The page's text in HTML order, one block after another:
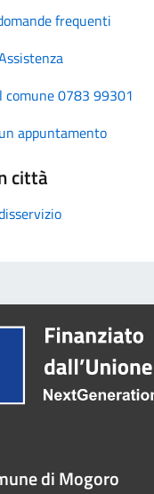
frequenti
comune 0783 99301
appuntamento
città
di Mogoro